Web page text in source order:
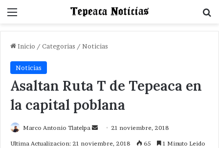
Menu
Inicio / Categorias / Noticias
Noticias
Asaltan Ruta T de Tepeaca en
la capital poblana
Marco Antonio Tlatelpa
Send 21 noviembre, 2018
Ultima Actualizacion: 21 noviembre, 2018 65 1 Minuto Leido